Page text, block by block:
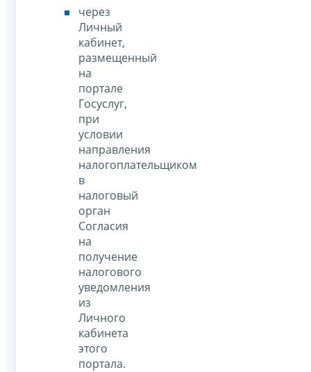
через
Личный
кабинет,
размещенный
на
портале
Госуслуг,
при
условии
направления
налогоплательщиком
в
налоговый
орган
Согласия
на
получение
налогового
уведомления
из
Личного
кабинета
этого
портала.